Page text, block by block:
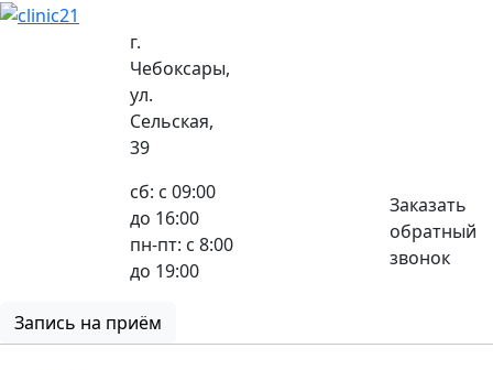
г.
Чебоксары,
ул.
Сельская,
39
сб: с 09:00
до 16:00
пн-пт: с 8:00
до 19:00
Заказать
обратный
звонок
Запись на приём